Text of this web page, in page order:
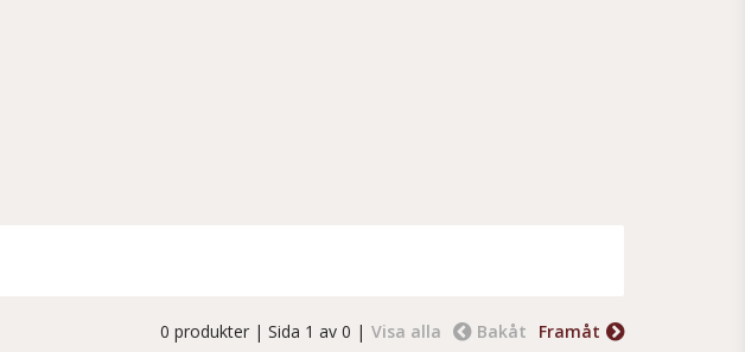
Framåt
Bakåt
Visa alla
0 produkter | Sida 1 av 0 |